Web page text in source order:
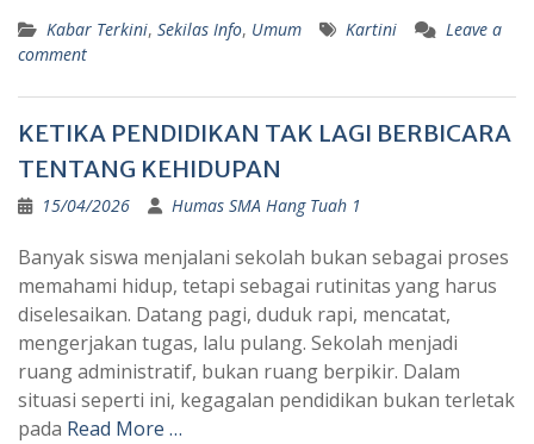
Kabar Terkini, Sekilas Info, Umum Kartini
Leave a
comment
KETIKA PENDIDIKAN TAK LAGI BERBICARA
TENTANG KEHIDUPAN
15/04/2026 Humas SMA Hang Tuah 1
Banyak siswa menjalani sekolah bukan sebagai proses
memahami hidup, tetapi sebagai rutinitas yang harus
diselesaikan. Datang pagi, duduk rapi, mencatat,
mengerjakan tugas, lalu pulang. Sekolah menjadi
ruang administratif, bukan ruang berpikir. Dalam
situasi seperti ini, kegagalan pendidikan bukan terletak
pada Read More …